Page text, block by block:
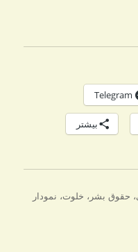
Telegram
بیشتر
، حقوق بشر ، خلوت، نمودار